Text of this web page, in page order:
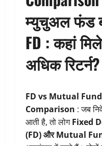
म्युचुअल फंड
FD : कहां
अधिक रिटर्न?
FD vs Mutual Fund
Comparison : जब
आती है, तो लोगFixed
(FD) और Mutual